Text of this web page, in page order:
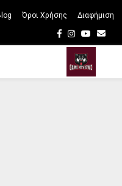
Όροι Χρήσης Διαφήμιση
Facebook
Instagram
Youtube
Email